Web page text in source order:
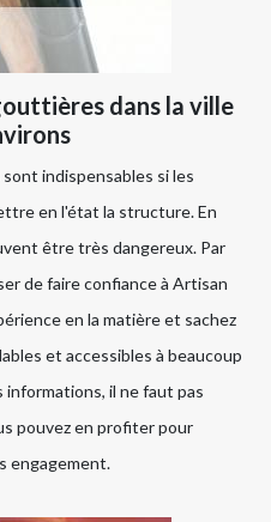
dans la ville
indispensables si les
en l'état la structure. En
être très dangereux. Par
de faire confiance à Artisan
en la matière et sachez
et accessibles à beaucoup
informations, il ne faut pas
pouvez en profiter pour
engagement.